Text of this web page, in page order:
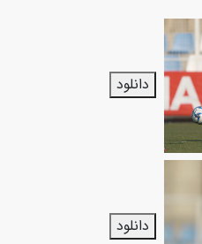
دانلود
دانلود